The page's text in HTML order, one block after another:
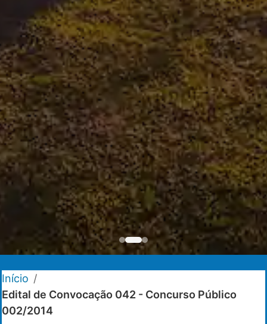
Início /
Edital de Convocação 042 - Concurso Público
002/2014